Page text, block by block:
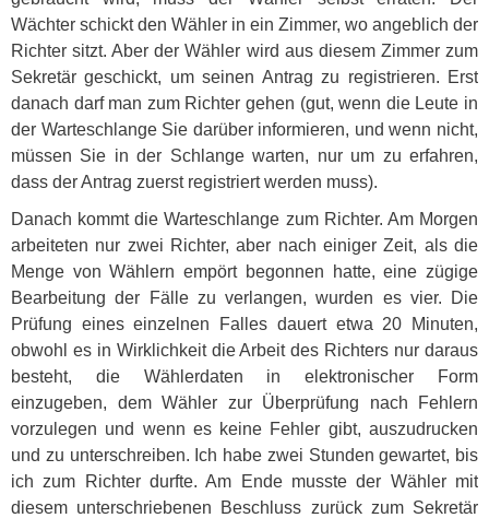
Wächter schickt den Wähler in ein Zimmer, wo angeblich der
Richter sitzt. Aber der Wähler wird aus diesem Zimmer zum
Sekretär geschickt, um seinen Antrag zu registrieren. Erst
danach darf man zum Richter gehen (gut, wenn die Leute in
der Warteschlange Sie darüber informieren, und wenn nicht,
müssen Sie in der Schlange warten, nur um zu erfahren,
dass der Antrag zuerst registriert werden muss).
Danach kommt die Warteschlange zum Richter. Am Morgen
arbeiteten nur zwei Richter, aber nach einiger Zeit, als die
Menge von Wählern empört begonnen hatte, eine zügige
Bearbeitung der Fälle zu verlangen, wurden es vier. Die
Prüfung eines einzelnen Falles dauert etwa 20 Minuten,
obwohl es in Wirklichkeit die Arbeit des Richters nur daraus
besteht, die Wählerdaten in elektronischer Form
einzugeben, dem Wähler zur Überprüfung nach Fehlern
vorzulegen und wenn es keine Fehler gibt, auszudrucken
und zu unterschreiben. Ich habe zwei Stunden gewartet, bis
ich zum Richter durfte. Am Ende musste der Wähler mit
diesem unterschriebenen Beschluss zurück zum Sekretär